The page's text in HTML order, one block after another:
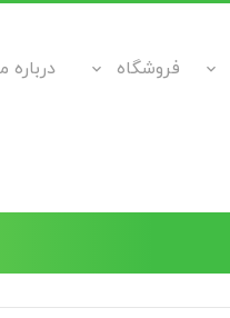
فروشگاه درباره